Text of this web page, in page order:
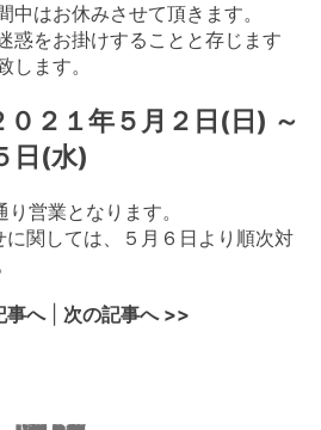
中はお休みさせて頂きます。
惑をお掛けすることと存じます
します。
２１年５月２日(日) ～
日(水)
営業となります。
関しては、５月６日より順次対
事へ| 次の記事へ >>